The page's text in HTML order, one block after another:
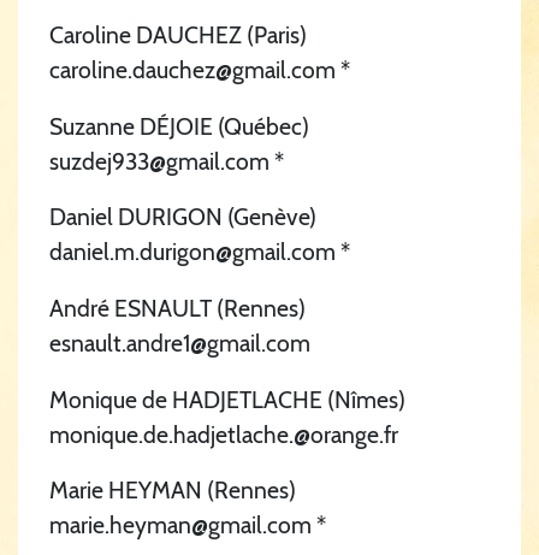
Caroline DAUCHEZ (Paris)
caroline.dauchez@gmail.com *
Suzanne DÉJOIE (Québec)
suzdej933@gmail.com *
Daniel DURIGON (Genève)
daniel.m.durigon@gmail.com *
André ESNAULT (Rennes)
esnault.andre1@gmail.com
Monique de HADJETLACHE (Nîmes)
monique.de.hadjetlache.@orange.fr
Marie HEYMAN (Rennes)
marie.heyman@gmail.com *